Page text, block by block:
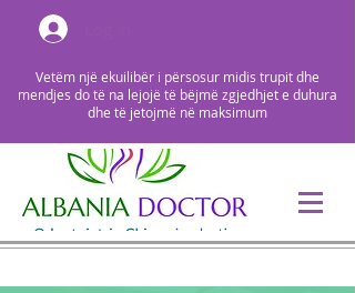
Vetëm një ekuilibër i përsosur midis trupit dhe
mendjes do të na lejojë të bëjmë zgjedhjet e duhura
dhe të jetojmë në maksimum